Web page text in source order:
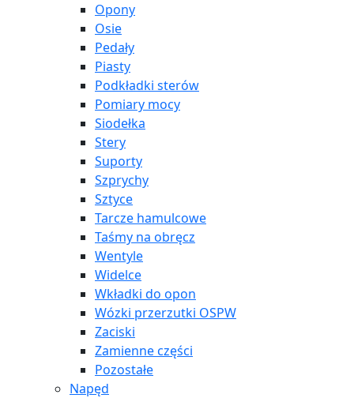
Opony
Osie
Pedały
Piasty
Podkładki sterów
Pomiary mocy
Siodełka
Stery
Suporty
Szprychy
Sztyce
Tarcze hamulcowe
Taśmy na obręcz
Wentyle
Widelce
Wkładki do opon
Wózki przerzutki OSPW
Zaciski
Zamienne części
Pozostałe
Napęd